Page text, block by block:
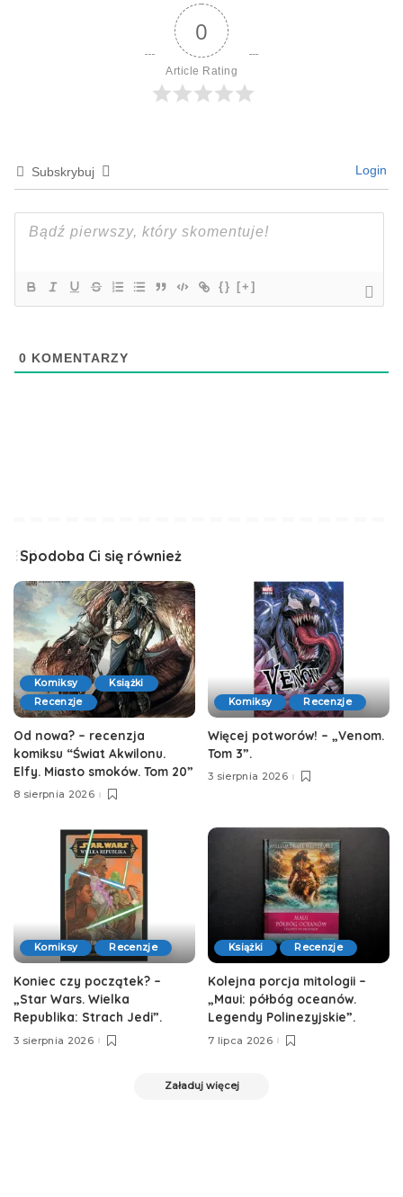
0
Article Rating
Subskrybuj Login
{} [+]
0 KOMENTARZY
Spodoba Ci się również
Komiksy
Książki
Recenzje
Od nowa? – recenzja
komiksu “Świat Akwilonu.
Elfy. Miasto smoków. Tom 20”
8 sierpnia 2026
Komiksy Recenzje
Więcej potworów! – „Venom.
Tom 3”.
3 sierpnia 2026
Komiksy Recenzje
Koniec czy początek? –
„Star Wars. Wielka
Republika: Strach Jedi”.
3 sierpnia 2026
Książki Recenzje
Kolejna porcja mitologii –
„Maui: półbóg oceanów.
Legendy Polinezyjskie”.
7 lipca 2026
Załaduj więcej